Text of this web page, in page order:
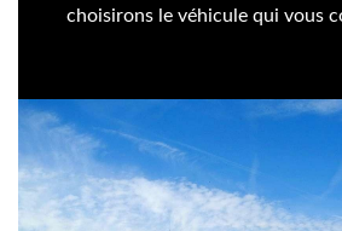
choisirons le véhicule qui vous